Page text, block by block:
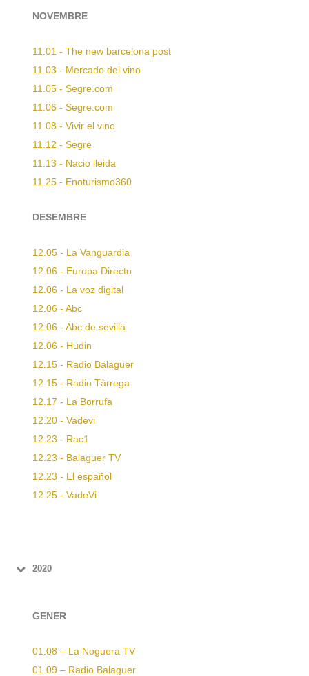
NOVEMBRE
11.01 - The new barcelona post
11.03 - Mercado del vino
11.05 - Segre.com
11.06 - Segre.com
11.08 - Vivir el vino
11.12 - Segre
11.13 - Nacio lleida
11.25 - Enoturismo360
DESEMBRE
12.05 - La Vanguardia
12.06 - Europa Directo
12.06 - La voz digital
12.06 - Abc
12.06 - Abc de sevilla
12.06 - Hudin
12.15 - Radio Balaguer
12.15 - Radio Tàrrega
12.17 - La Borrufa
12.20 - Vadevi
12.23 - Rac1
12.23 - Balaguer TV
12.23 - El español
12.25 - VadeVi
2020
GENER
01.08 – La Noguera TV
01.09 – Radio Balaguer